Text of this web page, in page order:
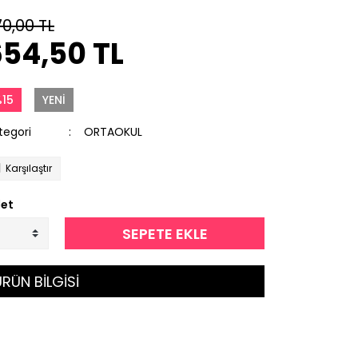
TL
TL
YENİ
ORTAOKUL
Karşılaştır
SEPETE EKLE
BİLGİSİ